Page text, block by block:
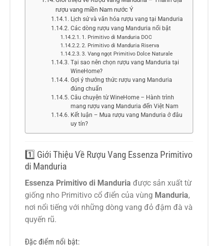
rượu vang miền Nam nước Ý
Lịch sử và văn hóa rượu vang tại Manduria
Các dòng rượu vang Manduria nổi bật
1. Primitivo di Manduria DOC
2. Primitivo di Manduria Riserva
3. Vang ngọt Primitivo Dolce Naturale
Tại sao nên chọn rượu vang Manduria tại
WineHome?
Gợi ý thưởng thức rượu vang Manduria
đúng chuẩn
Câu chuyện từ WineHome – Hành trình
mang rượu vang Manduria đến Việt Nam
Kết luận – Mua rượu vang Manduria ở đâu
uy tín?
1️⃣ Giới Thiệu Về Rượu Vang Essenza Primitivo
di Manduria
Essenza Primitivo di Manduria được sản xuất từ
giống nho Primitivo cổ điển của vùng Manduria,
nơi nổi tiếng với những dòng vang đỏ đậm đà và
quyến rũ.
Đặc điểm nổi bật: